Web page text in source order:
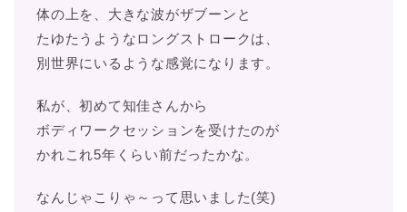
体の上を、大きな波がザブーンと
たゆたうようなロングストロークは、
別世界にいるような感覚になります。
私が、初めて知佳さんから
ボディワークセッションを受けたのが
かれこれ5年くらい前だったかな。
なんじゃこりゃ～って思いました(笑)